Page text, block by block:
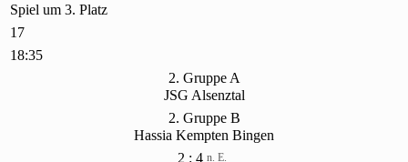
Spiel um 3. Platz
17
18:35
2. Gruppe A
JSG Alsenztal
2. Gruppe B
Hassia Kempten Bingen
2 : 4 n. E.